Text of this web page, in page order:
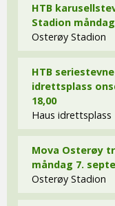
HTB
Stadion
Osterøy Stadion
HTB
idrettsplass
18,00
Haus idrettsplass
Mova Osterøy
måndag 7.
Osterøy Stadion